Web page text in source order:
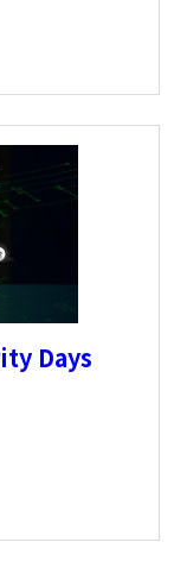
Days